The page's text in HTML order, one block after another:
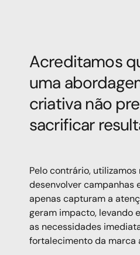
Acreditamos
Acreditamos
uma
uma
criativa não
criativa não
sacrificar
sacrificar
Pelo contrário,
desenvolver campanhas
apenas capturam a
geram impacto, levando
as necessidades
fortalecimento da marca